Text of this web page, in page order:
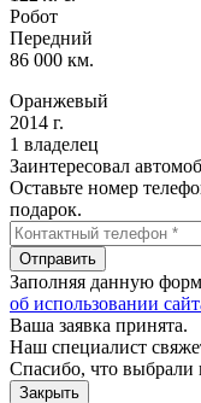
Робот
Передний
86 000 км.
Оранжевый
2014 г.
1 владелец
Заинтересовал
Оставьте номер
подарок.
Отправить
Заполняя данную
об использовании
Ваша заявка принята.
Наш специалист
Спасибо, что выбрали
Закрыть